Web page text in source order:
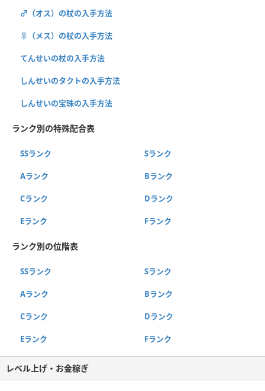
♂（オス）の杖の入手方法
♀（メス）の杖の入手方法
てんせいの杖の入手方法
しんせいのタクトの入手方法
しんせいの宝珠の入手方法
ランク別の特殊配合表
SSランク Sランク
Aランク Bランク
Cランク Dランク
Eランク Fランク
ランク別の位階表
SSランク Sランク
Aランク Bランク
Cランク Dランク
Eランク Fランク
レベル上げ・お金稼ぎ